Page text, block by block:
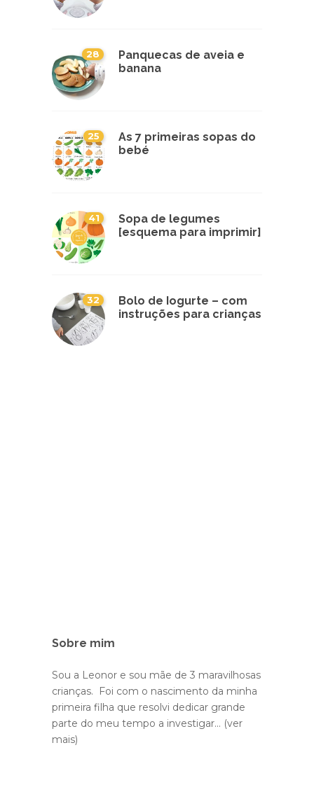
28
Panquecas de aveia e
banana
25
As 7 primeiras sopas do
bebé
41
Sopa de legumes
[esquema para imprimir]
32
Bolo de Iogurte – com
instruções para crianças
Sobre mim
Sou a Leonor e sou mãe de 3 maravilhosas
crianças. Foi com o nascimento da minha
primeira filha que resolvi dedicar grande
parte do meu tempo a investigar... (ver
mais)